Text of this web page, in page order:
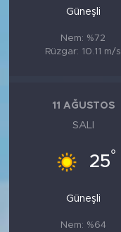
Güneşli
Nem: %72
Rüzgar: 10.11 m/s
11 AĞUSTOS
SALI
25°
Güneşli
Nem: %64